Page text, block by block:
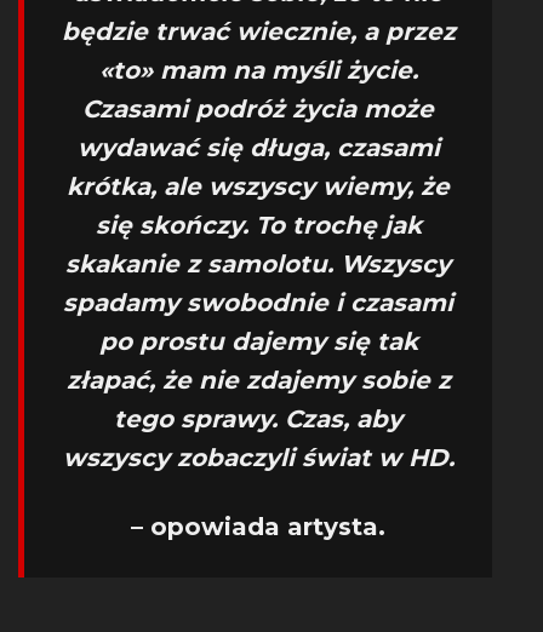
będzie trwać wiecznie, a przez
«to» mam na myśli życie.
Czasami podróż życia może
wydawać się długa, czasami
krótka, ale wszyscy wiemy, że
się skończy. To trochę jak
skakanie z samolotu. Wszyscy
spadamy swobodnie i czasami
po prostu dajemy się tak
złapać, że nie zdajemy sobie z
tego sprawy. Czas, aby
wszyscy zobaczyli świat w HD.
– opowiada artysta.